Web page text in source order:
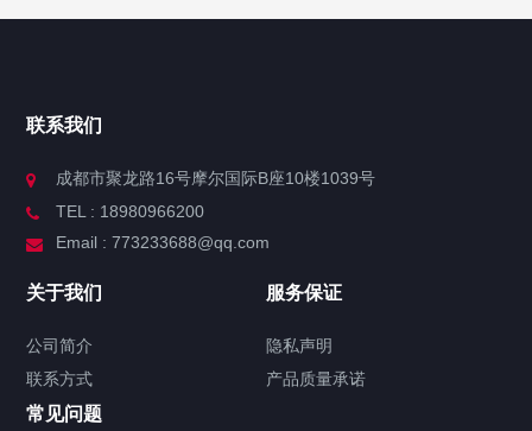
联系我们
成都市聚龙路16号摩尔国际B座10楼1039号
TEL : 18980966200
Email : 773233688@qq.com
关于我们
公司简介
联系方式
服务保证
隐私声明
产品质量承诺
常见问题